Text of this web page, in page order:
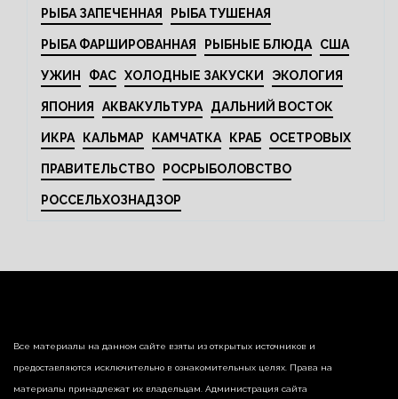
РЫБА ЗАПЕЧЕННАЯ РЫБА ТУШЕНАЯ
РЫБА ФАРШИРОВАННАЯ РЫБНЫЕ БЛЮДА США
УЖИН ФАС ХОЛОДНЫЕ ЗАКУСКИ ЭКОЛОГИЯ
ЯПОНИЯ АКВАКУЛЬТУРА ДАЛЬНИЙ ВОСТОК
ИКРА КАЛЬМАР КАМЧАТКА КРАБ ОСЕТРОВЫХ
ПРАВИТЕЛЬСТВО РОСРЫБОЛОВСТВО
РОССЕЛЬХОЗНАДЗОР
Все материалы на данном сайте взяты из открытых источников и
предоставляются исключительно в ознакомительных целях. Права на
материалы принадлежат их владельцам. Администрация сайта